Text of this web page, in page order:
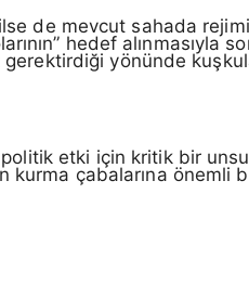
de mevcut sahada
hedef alınmasıyla
yönünde
etki için kritik bir
kurma çabalarına önemli